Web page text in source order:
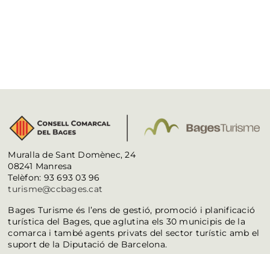
Muralla de Sant Domènec, 24
08241 Manresa
Telèfon: 93 693 03 96
turisme@ccbages.cat
Bages Turisme és l’ens de gestió, promoció i planificació
turística del Bages, que aglutina els 30 municipis de la
comarca i també agents privats del sector turístic amb el
suport de la Diputació de Barcelona.